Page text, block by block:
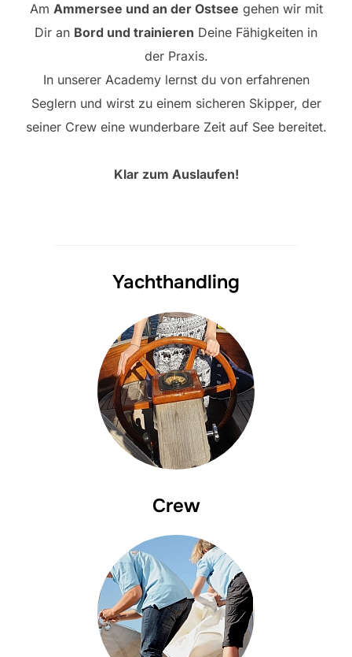
Am Ammersee und an der Ostsee gehen wir mit
Dir an Bord und trainieren Deine Fähigkeiten in
der Praxis.
In unserer Academy lernst du von erfahrenen
Seglern und wirst zu einem sicheren Skipper, der
seiner Crew eine wunderbare Zeit auf See bereitet.
Klar zum Auslaufen!
Yachthandling
Crew